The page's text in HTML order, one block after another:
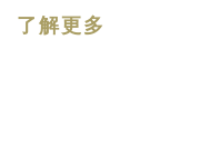
了解更多